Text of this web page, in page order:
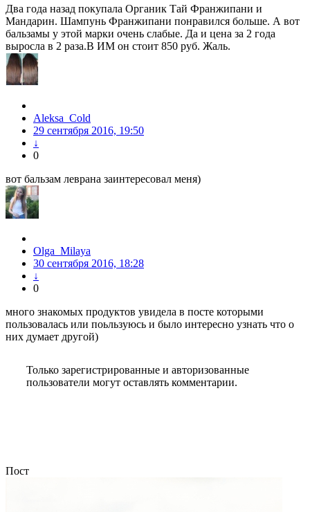
Два года назад покупала Органик Тай Франжипани и
Мандарин. Шампунь Франжипани понравился больше. А вот
бальзамы у этой марки очень слабые. Да и цена за 2 года
выросла в 2 раза.В ИМ он стоит 850 руб. Жаль.
Aleksa_Cold
29 сентября 2016, 19:50
↓
0
вот бальзам леврана заинтересовал меня)
Olga_Milaya
30 сентября 2016, 18:28
↓
0
много знакомых продуктов увидела в посте которыми
пользовалась или поьльзуюсь и было интересно узнать что о
них думает другой)
Только зарегистрированные и авторизованные
пользователи могут оставлять комментарии.
Пост